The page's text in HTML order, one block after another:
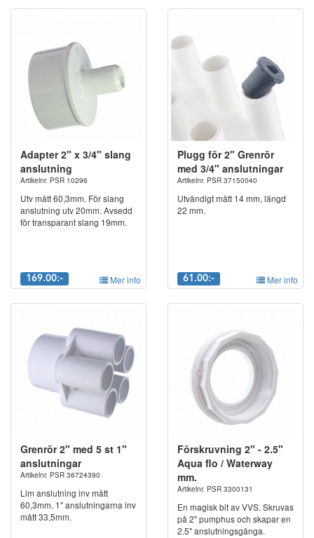
Adapter 2" x 3/4" slang
anslutning
Artikelnr. PSR 10296
Utv mått 60,3mm. För slang
anslutning utv 20mm. Avsedd
för transparant slang 19mm.
169.00:- Mer info
Plugg för 2" Grenrör
med 3/4" anslutningar
Artikelnr. PSR 37150040
Utvändigt mått 14 mm, längd
22 mm.
61.00:- Mer info
Grenrör 2" med 5 st 1"
anslutningar
Artikelnr. PSR 36724390
Lim anslutning inv mått
60,3mm. 1" anslutningarna inv
mått 33,5mm.
Förskruvning 2" - 2.5"
Aqua flo / Waterway
mm.
Artikelnr. PSR 3300131
En magisk bit av VVS. Skruvas
på 2" pumphus och skapar en
2.5" anslutningsgänga.